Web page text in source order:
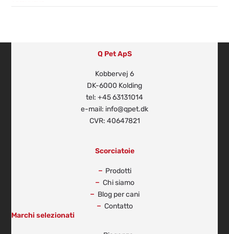
Q Pet ApS
Kobbervej 6
DK-6000 Kolding
tel: +45 63131014
e-mail: info@qpet.dk
CVR: 40647821
Scorciatoie
Prodotti
Chi siamo
Blog per cani
Contatto
Marchi selezionati